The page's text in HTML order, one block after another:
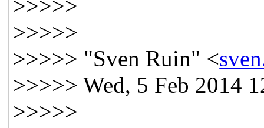
>>>>>
>>>>>
>>>>> "Sven Ruin" <
>>>>> Wed, 5 Feb 2014
>>>>>